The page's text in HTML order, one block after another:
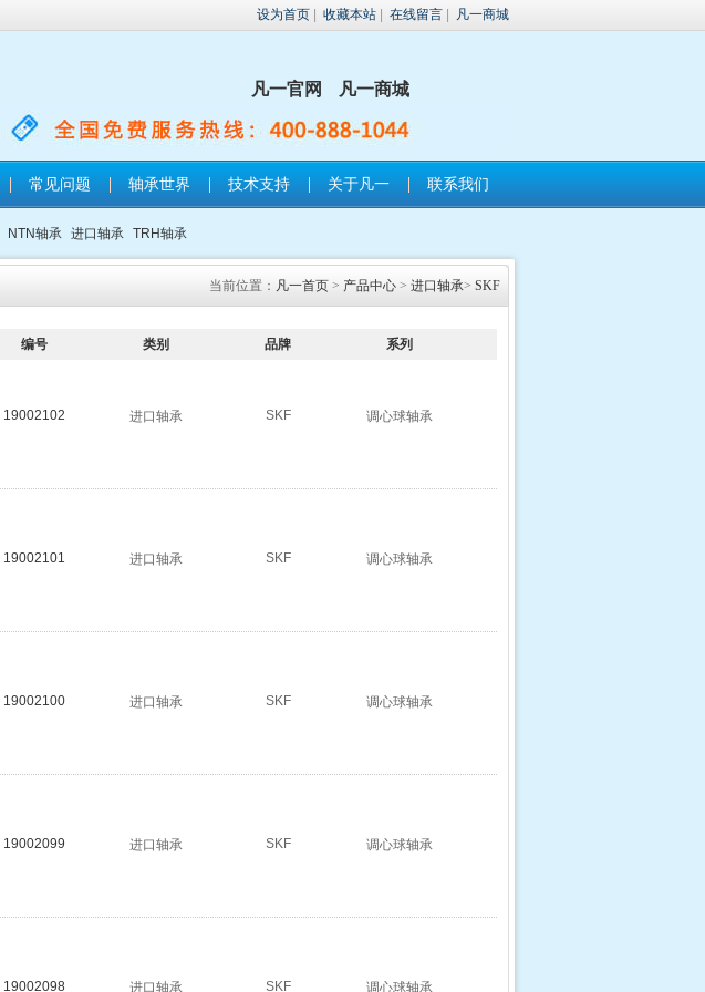
设为首页 收藏本站 在线留言 凡一商城
凡一官网 凡一商城
常见问题 轴承世界 技术支持 关于凡一 联系我们
NTN轴承 进口轴承 TRH轴承
当前位置： 凡一首页 > 产品中心 > 进口轴承> SKF
编号 类别 品牌 系列
19002102 进口轴承 SKF 调心球轴承
19002101 进口轴承 SKF 调心球轴承
19002100 进口轴承 SKF 调心球轴承
19002099 进口轴承 SKF 调心球轴承
19002098 进口轴承 SKF 调心球轴承